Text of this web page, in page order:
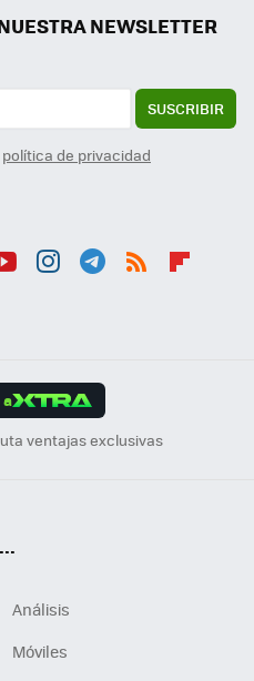
NEWSLETTER
SUSCRIBIR
política de privacidad
ventajas exclusivas
Análisis
Móviles